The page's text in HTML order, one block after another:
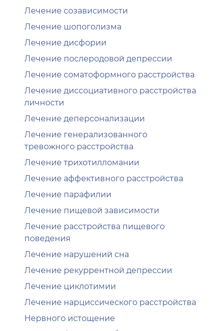
Лечение созависимости
Лечение шопоголизма
Лечение дисфории
Лечение послеродовой депрессии
Лечение соматоформного расстройства
Лечение диссоциативного расстройства
личности
Лечение деперсонализации
Лечение генерализованного
тревожного расстройства
Лечение трихотилломании
Лечение аффективного расстройства
Лечение парафилии
Лечение пищевой зависимости
Лечение расстройства пищевого
поведения
Лечение нарушений сна
Лечение рекуррентной депрессии
Лечение циклотимии
Лечение нарциссического расстройства
Нервного истощение